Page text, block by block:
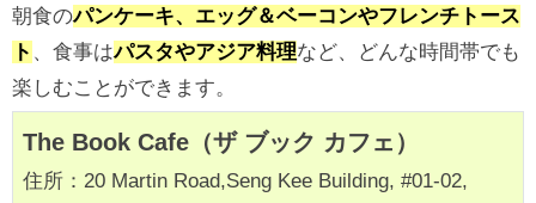
朝食のパンケーキ、エッグ＆ベーコンやフレンチトース
ト 、食事はパスタやアジア料理など、どんな時間帯でも
楽しむことができます。
The Book Cafe（ザ ブック カフェ）
住所：20 Martin Road,Seng Kee Building, #01-02,